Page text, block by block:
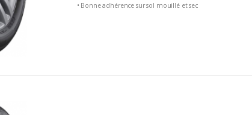
• Bonne adhérence sur sol mouillé et sec